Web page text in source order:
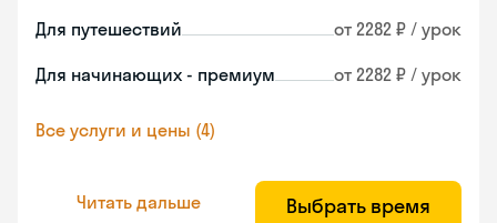
Для путешествий от 2282 ₽ / урок
Для начинающих - премиум от 2282 ₽ / урок
Все услуги и цены (4)
Читать дальше Выбрать время